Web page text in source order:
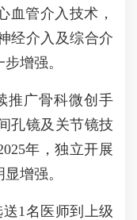
血管介入技术，
经介入及综合介
增强。
推广骨科微创手
孔镜及关节镜技
年，独立开展
增强。
送1名医师到上级